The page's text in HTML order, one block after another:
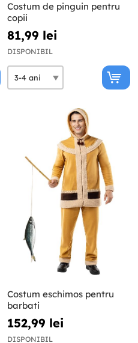
Costum de pinguin pentru
copii
81,99 lei
DISPONIBIL
Costum eschimos pentru
barbati
152,99 lei
DISPONIBIL